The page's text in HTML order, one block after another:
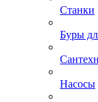
Станки
Буры
Насосы